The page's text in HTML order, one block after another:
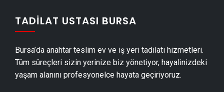
Büyükorhan Dış Cephe Kaplama Ustası
Büyükorhan Havuz Yapımı
Büyükorhan Cam Montajı
TADILAT USTASI BURSA
Bursa’da anahtar teslim ev ve iş yeri tadilatı hizmetleri.
Tüm süreçleri sizin yerinize biz yönetiyor, hayalinizdeki
yaşam alanını profesyonelce hayata geçiriyoruz.